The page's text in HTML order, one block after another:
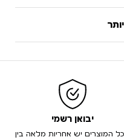
יבואן רשמי
המוצרים יש אחריות מלאה בין